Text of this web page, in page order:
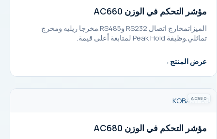
مؤشر التحكم في الوزن AC660
الميزاتمخارج اتصال RS232 وRS485.مخرجا ريليه ومخرج
تماثلي.وظيفة Peak Hold لمتابعة أعلى قيمة.
عرض المنتج
KOBASTAR
AC680
مؤشر التحكم في الوزن AC680